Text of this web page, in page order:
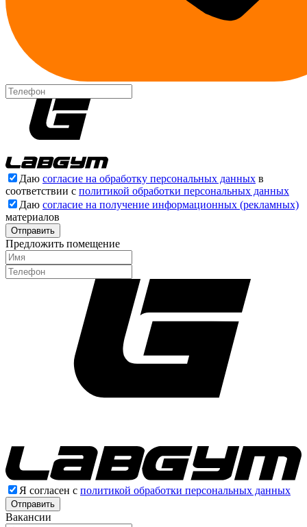
Даю согласие на обработку персональных данных в
соответствии с политикой обработки персональных данных
Даю согласие на получение информационных (рекламных)
материалов
Отправить
Предложить помещение
Я согласен с политикой обработки персональных данных
Отправить
Вакансии